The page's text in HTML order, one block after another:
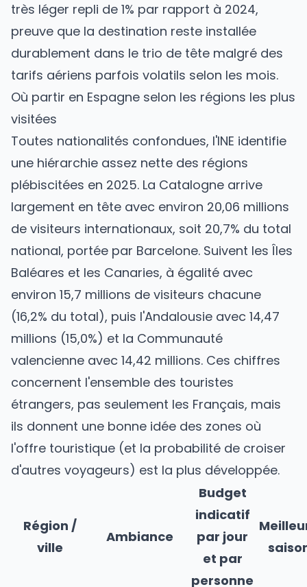
très léger repli de 1% par rapport à 2024,
preuve que la destination reste installée
durablement dans le trio de tête malgré des
tarifs aériens parfois volatils selon les mois.
Où partir en Espagne selon les régions les plus
visitées
Toutes nationalités confondues, l'INE identifie
une hiérarchie assez nette des régions
plébiscitées en 2025. La Catalogne arrive
largement en tête avec environ 20,06 millions
de visiteurs internationaux, soit 20,7% du total
national, portée par Barcelone. Suivent les Îles
Baléares et les Canaries, à égalité avec
environ 15,7 millions de visiteurs chacune
(16,2% du total), puis l'Andalousie avec 14,47
millions (15,0%) et la Communauté
valencienne avec 14,42 millions. Ces chiffres
concernent l'ensemble des touristes
étrangers, pas seulement les Français, mais
ils donnent une bonne idée des zones où
l'offre touristique (et la probabilité de croiser
d'autres voyageurs) est la plus développée.
Région /
ville
Ambiance
Budget
indicatif
par jour
et par
personne